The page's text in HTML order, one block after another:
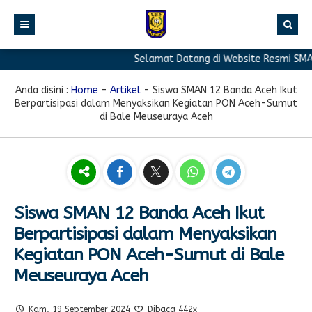
PROFIL
Sambutan Kepala Sekolah
Sejarah Singkat
Struktur Organisasi
Sekolah
Komite
Berita Prestasi
Berita Sekolah
Blog Guru
Pengumuman
Agenda
PROGRAM
Pramuka
PMR
Klub Bahasa
GALERI
FOTO
VIDEO
PPDB
DOWNLOAD
Selamat Datang di Website Resmi SMA
Anda disini : Home - Artikel- Siswa SMAN 12 Banda Aceh Ikut
Berpartisipasi dalam Menyaksikan Kegiatan PON Aceh-Sumut
di Bale Meuseuraya Aceh
Siswa SMAN 12 Banda Aceh Ikut
Berpartisipasi dalam Menyaksikan
Kegiatan PON Aceh-Sumut di Bale
Meuseuraya Aceh
Kam, 19 September 2024 Dibaca 442x